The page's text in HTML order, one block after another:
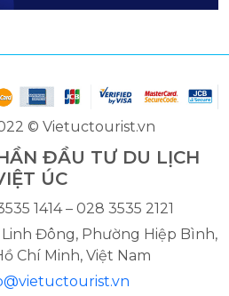
© Vietuctourist.vn
ĐẦU TƯ DU LỊCH
ÚC
1414 – 028 3535 2121
Đông, Phường Hiệp Bình,
Chí Minh, Việt Nam